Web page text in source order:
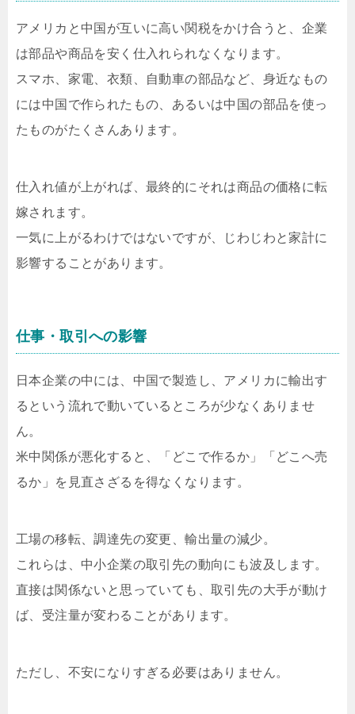
アメリカと中国が互いに高い関税をかけ合うと、企業
は部品や商品を安く仕入れられなくなります。
スマホ、家電、衣類、自動車の部品など、身近なもの
には中国で作られたもの、あるいは中国の部品を使っ
たものがたくさんあります。
仕入れ値が上がれば、最終的にそれは商品の価格に転
嫁されます。
一気に上がるわけではないですが、じわじわと家計に
影響することがあります。
仕事・取引への影響
日本企業の中には、中国で製造し、アメリカに輸出す
るという流れで動いているところが少なくありませ
ん。
米中関係が悪化すると、「どこで作るか」「どこへ売
るか」を見直さざるを得なくなります。
工場の移転、調達先の変更、輸出量の減少。
これらは、中小企業の取引先の動向にも波及します。
直接は関係ないと思っていても、取引先の大手が動け
ば、受注量が変わることがあります。
ただし、不安になりすぎる必要はありません。